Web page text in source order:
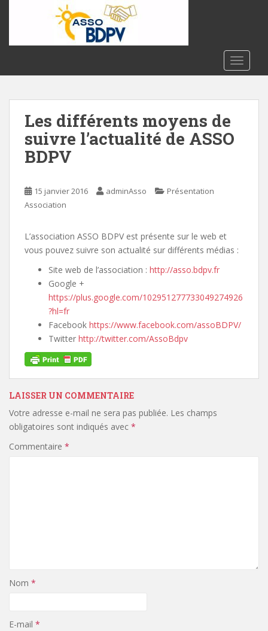
o
Les différents moyens de
suivre l’actualité de ASSO
BDPV
15 janvier 2016 adminAsso
Présentation
Association
L’association ASSO BDPV est présente sur le web et
vous pouvez suivre son actualité sur différents médias :
Site web de l’association : http://asso.bdpv.fr
Google +
https://plus.google.com/102951277733049274926
?hl=fr
Facebook https://www.facebook.com/assoBDPV/
Twitter http://twitter.com/AssoBdpv
LAISSER UN COMMENTAIRE
Votre adresse e-mail ne sera pas publiée. Les champs
obligatoires sont indiqués avec *
Commentaire *
Nom *
E-mail *